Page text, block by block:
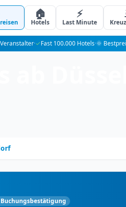
🏠
Hotels
⚡
Last Minute
·✓Fast 100.000 Hotels·🌞